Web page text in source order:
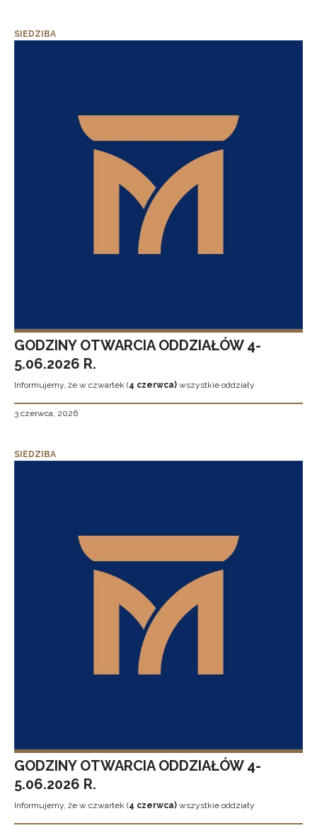
SIEDZIBA
GODZINY OTWARCIA ODDZIAŁÓW 4-
5.06.2026 R.
Informujemy, że w czwartek (4 czerwca) wszystkie oddziały
3 czerwca, 2026
SIEDZIBA
GODZINY OTWARCIA ODDZIAŁÓW 4-
5.06.2026 R.
Informujemy, że w czwartek (4 czerwca) wszystkie oddziały